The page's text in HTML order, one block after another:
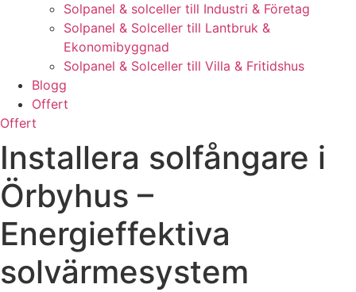
Solpanel & solceller till Industri & Företag
Solpanel & Solceller till Lantbruk &
Ekonomibyggnad
Solpanel & Solceller till Villa & Fritidshus
Blogg
Offert
Offert
Installera solfångare i
Örbyhus –
Energieffektiva
solvärmesystem